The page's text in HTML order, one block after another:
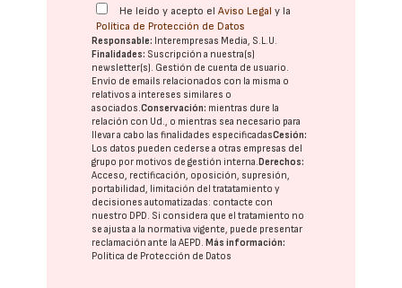
He leído y acepto elAviso Legal y la
Política de Protección de Datos
Responsable: Interempresas Media, S.L.U.
Finalidades: Suscripción a nuestra(s)
newsletter(s). Gestión de cuenta de usuario.
Envío de emails relacionados con la misma o
relativos a intereses similares o
asociados.Conservación: mientras dure la
relación con Ud., o mientras sea necesario para
llevar a cabo las finalidades especificadasCesión:
Los datos pueden cederse a otras empresas del
grupo por motivos de gestión interna. Derechos:
Acceso, rectificación, oposición, supresión,
portabilidad, limitación del tratatamiento y
decisiones automatizadas: contacte con
nuestro DPD. Si considera que el tratamiento no
se ajusta a la normativa vigente, puede presentar
reclamación ante laAEPD. Más información:
Política de Protección de Datos